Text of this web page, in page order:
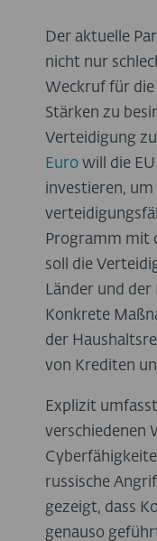
Der aktuelle
nicht nur
Weckruf für die
Stärken zu
Verteidigung
Euro will die
investieren, um
Programm mit
soll die
Länder und
Konkrete
der
von Krediten
Explizit
verschiedenen
russische
gezeigt, dass
genauso